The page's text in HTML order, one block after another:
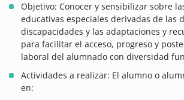
Objetivo: Conocer y sensibilizar sobre
educativas especiales derivadas de las
discapacidades y las adaptaciones y
para facilitar el acceso, progreso y
laboral del alumnado con diversidad
Actividades a realizar: El alumno o
en: